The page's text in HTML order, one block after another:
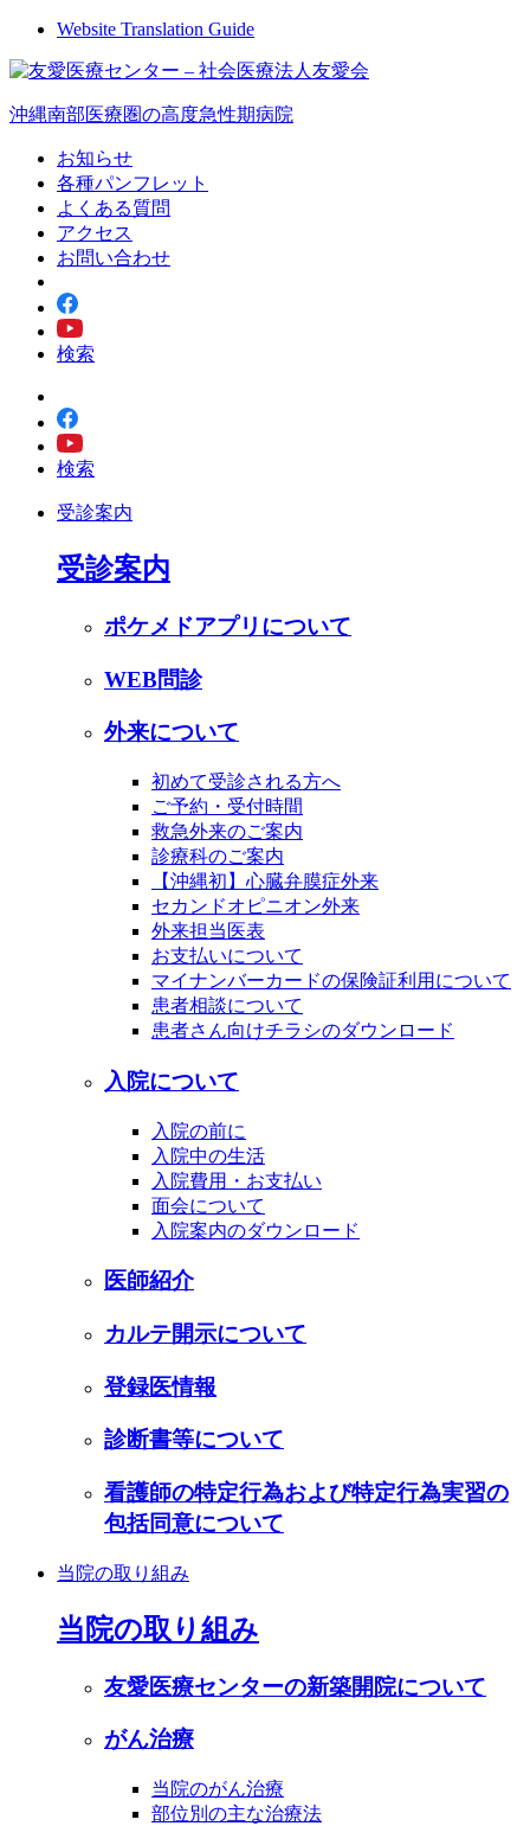
Website Translation Guide
沖縄南部医療圏の高度急性期病院
お知らせ
各種パンフレット
よくある質問
アクセス
お問い合わせ
検索
検索
受診案内
受診案内
ポケメドアプリについて
WEB問診
外来について
初めて受診される方へ
ご予約・受付時間
救急外来のご案内
診療科のご案内
【沖縄初】心臓弁膜症外来
セカンドオピニオン外来
外来担当医表
お支払いについて
マイナンバーカードの保険証利用について
患者相談について
患者さん向けチラシのダウンロード
入院について
入院の前に
入院中の生活
入院費用・お支払い
面会について
入院案内のダウンロード
医師紹介
カルテ開示について
登録医情報
診断書等について
看護師の特定行為および特定行為実習の
包括同意について
当院の取り組み
当院の取り組み
友愛医療センターの新築開院について
がん治療
当院のがん治療
部位別の主な治療法